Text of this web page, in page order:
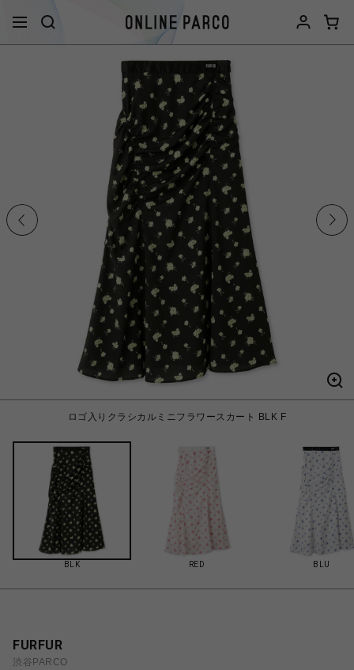
ロゴ入りクラシカルミニフラワースカート BLK F
BLK RED BLU
FURFUR
渋谷PARCO